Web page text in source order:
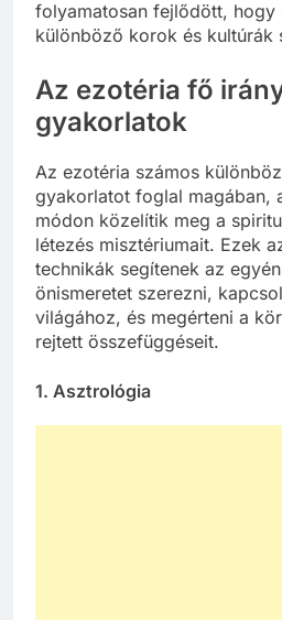
folyamatosan fejlődött, hogy
különböző korok és kultúrák
Az ezotéria fő
gyakorlatok
Az ezotéria számos
gyakorlatot foglal magában,
módon közelítik meg a
létezés misztériumait. Ezek
technikák segítenek az
önismeretet szerezni,
világához, és megérteni a
rejtett összefüggéseit.
1. Asztrológia